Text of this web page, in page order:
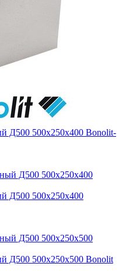
Д500 500х250х400 Bonolit-
Д500 500х250х400
Д500 500х250х500 Bonolit